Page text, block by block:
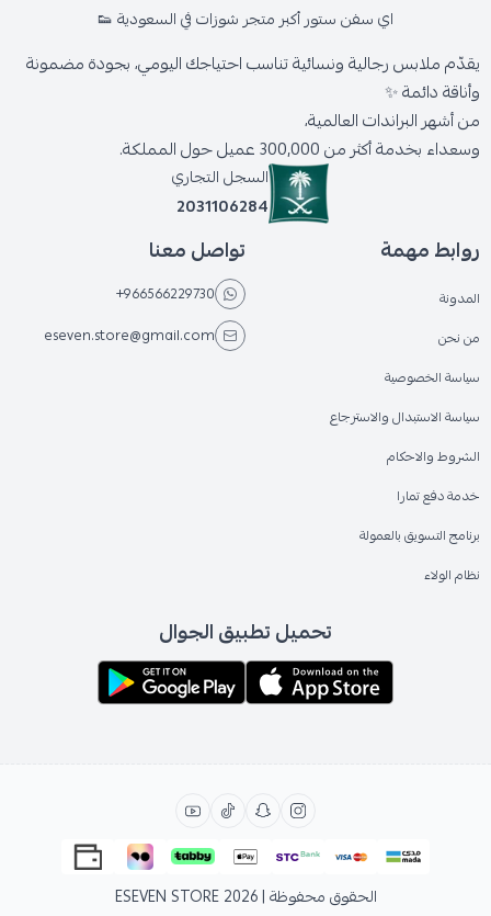
اي سفن ستور أكبر متجر شوزات في السعودية 👟
يقدّم ملابس رجالية ونسائية تناسب احتياجك اليومي، بجودة مضمونة
وأناقة دائمة ✨
من أشهر البراندات العالمية،
وسعداء بخدمة أكثر من 300,000 عميل حول المملكة.
السجل التجاري
2031106284
روابط مهمة
المدونة
من نحن
سياسة الخصوصية
سياسة الاستبدال والاسترجاع
الشروط والاحكام
خدمة دفع تمارا
برنامج التسويق بالعمولة
نظام الولاء
تواصل معنا
+966566229730
eseven.store@gmail.com
تحميل تطبيق الجوال
الحقوق محفوظة | 2026 ESEVEN STORE